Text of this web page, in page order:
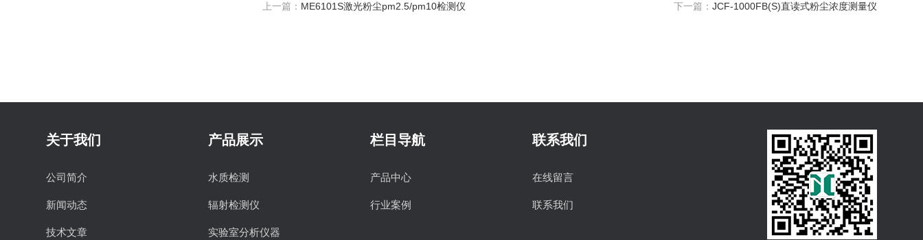
上一篇： ME6101S激光粉尘pm2.5/pm10检测仪 下一篇： JCF-1000FB(S)直读式粉尘浓度测量仪
关于我们
公司简介
新闻动态
技术文章
产品展示
水质检测
辐射检测仪
实验室分析仪器
栏目导航
产品中心
行业案例
联系我们
在线留言
联系我们